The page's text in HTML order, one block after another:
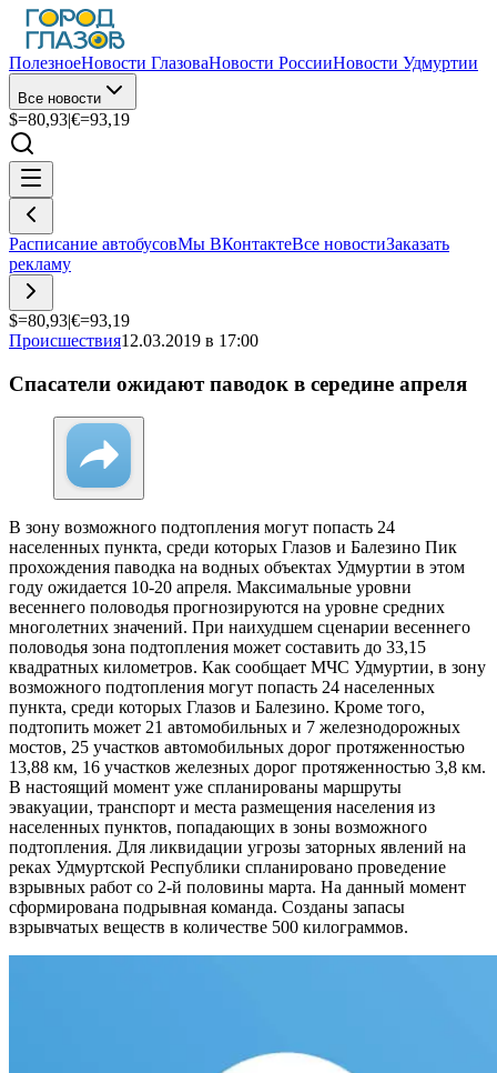
ПолезноеНовости ГлазоваНовости РоссииНовости Удмуртии
Все новости
$=80,93|€=93,19
Расписание автобусовМы ВКонтактеВсе новостиЗаказать
рекламу
$=80,93|€=93,19
Происшествия12.03.2019 в 17:00
Спасатели ожидают паводок в середине апреля
В зону возможного подтопления могут попасть 24
населенных пункта, среди которых Глазов и Балезино Пик
прохождения паводка на водных объектах Удмуртии в этом
году ожидается 10-20 апреля. Максимальные уровни
весеннего половодья прогнозируются на уровне средних
многолетних значений. При наихудшем сценарии весеннего
половодья зона подтопления может составить до 33,15
квадратных километров. Как сообщает МЧС Удмуртии, в зону
возможного подтопления могут попасть 24 населенных
пункта, среди которых Глазов и Балезино. Кроме того,
подтопить может 21 автомобильных и 7 железнодорожных
мостов, 25 участков автомобильных дорог протяженностью
13,88 км, 16 участков железных дорог протяженностью 3,8 км.
В настоящий момент уже спланированы маршруты
эвакуации, транспорт и места размещения населения из
населенных пунктов, попадающих в зоны возможного
подтопления. Для ликвидации угрозы заторных явлений на
реках Удмуртской Республики спланировано проведение
взрывных работ со 2-й половины марта. На данный момент
сформирована подрывная команда. Созданы запасы
взрывчатых веществ в количестве 500 килограммов.